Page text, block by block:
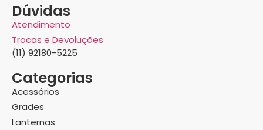
Dúvidas
Atendimento
Trocas e Devoluções
(11) 92180-5225
Categorias
Acessórios
Grades
Lanternas